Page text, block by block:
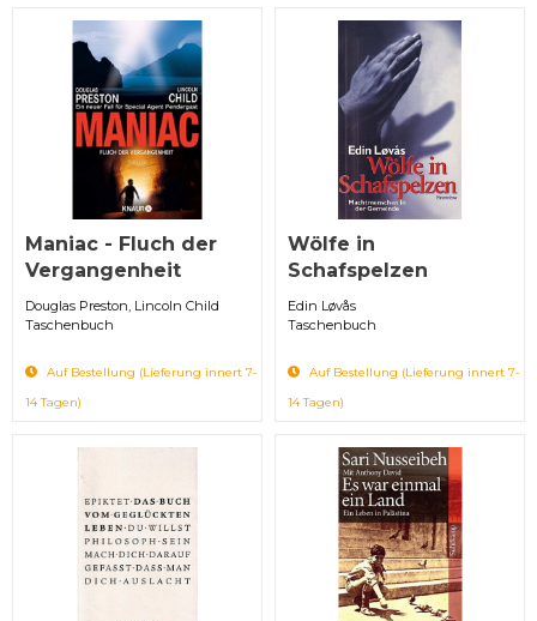
Maniac - Fluch der
Vergangenheit
Douglas Preston, Lincoln Child
Taschenbuch
Auf Bestellung (Lieferung innert 7-
14 Tagen)
Wölfe in
Schafspelzen
Edin Løvås
Taschenbuch
Auf Bestellung (Lieferung innert 7-
14 Tagen)